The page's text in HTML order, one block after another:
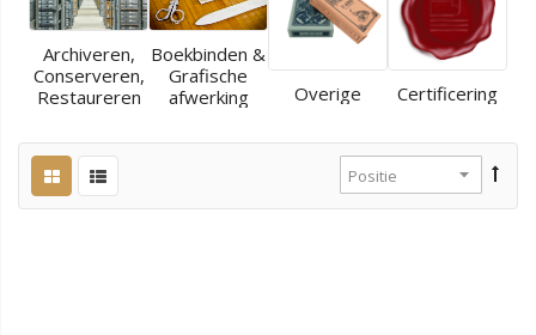
Archiveren,
Conserveren,
Restaureren
Boekbinden &
Grafische
afwerking
Overige Certificering